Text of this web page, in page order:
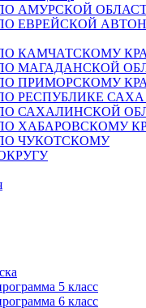
АМУРСКОЙ
ЕВРЕЙСКОЙ
КАМЧАТСКОМУ
МАГАДАНСКОЙ
ПРИМОРСКОМУ
РЕСПУБЛИКЕ
САХАЛИНСКОЙ
ХАБАРОВСКОМУ
ЧУКОТСКОМУ
5 класс
6 класс